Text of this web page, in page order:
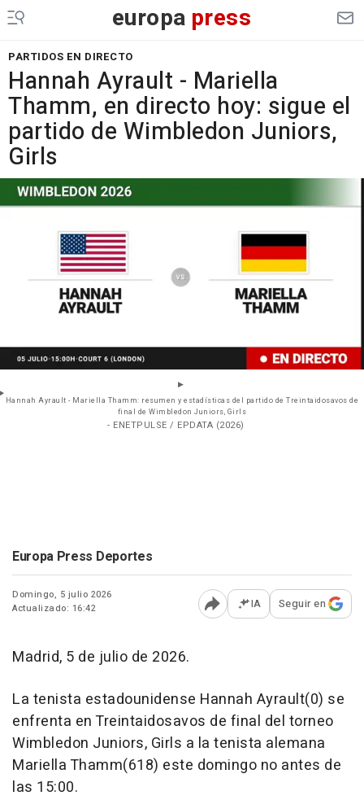
europa press
PARTIDOS EN DIRECTO
Hannah Ayrault - Mariella
Thamm, en directo hoy: sigue el
partido de Wimbledon Juniors,
Girls
Hannah Ayrault - Mariella Thamm: resumen y estadísticas del partido de Treintaidosavos de
final de Wimbledon Juniors, Girls
- ENETPULSE / EPDATA (2026)
Europa Press Deportes
Domingo, 5 julio 2026
Actualizado: 16:42
Abrir opciones para
IA Seguir en
Madrid, 5 de julio de 2026.
La tenista estadounidense Hannah Ayrault(0) se
enfrenta en Treintaidosavos de final del torneo
Wimbledon Juniors, Girls a la tenista alemana
Mariella Thamm(618) este domingo no antes de
las 15:00.